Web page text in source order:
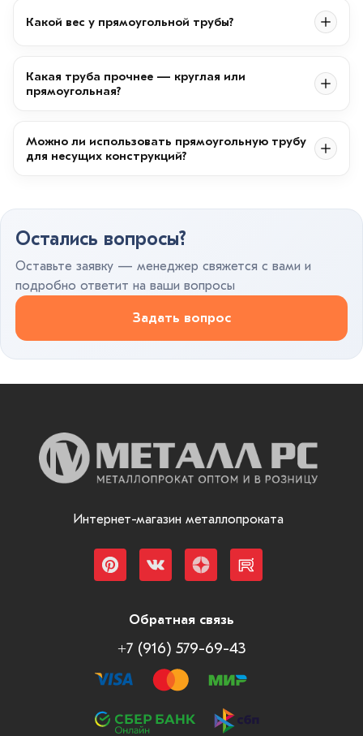
Какой вес у прямоугольной трубы?
Какая труба прочнее — круглая или
прямоугольная?
Можно ли использовать прямоугольную трубу
для несущих конструкций?
Остались вопросы?
Оставьте заявку — менеджер свяжется с вами и
подробно ответит на ваши вопросы
Задать вопрос
Интернет-магазин металлопроката
Обратная связь
+7 (916) 579-69-43